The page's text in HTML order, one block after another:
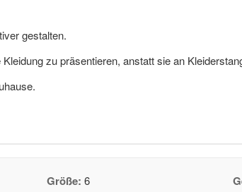
gestalten.
zu präsentieren, anstatt sie an
Größe: 6